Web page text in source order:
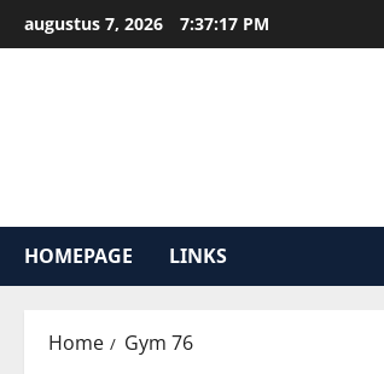
naar
augustus 7, 2026 7:37:17 PM
HOMEPAGE LINKS
Home Gym 76